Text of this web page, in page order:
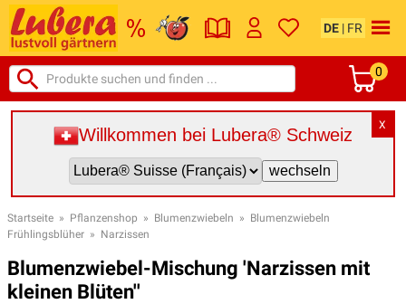
DE | FR
0
X
Willkommen bei Lubera® Schweiz
Startseite » Pflanzenshop » Blumenzwiebeln » Blumenzwiebeln
Frühlingsblüher » Narzissen
Blumenzwiebel-Mischung 'Narzissen mit
kleinen Blüten''